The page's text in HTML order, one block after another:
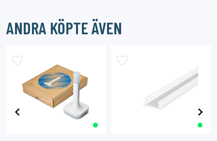
ANDRA KÖPTE ÄVEN